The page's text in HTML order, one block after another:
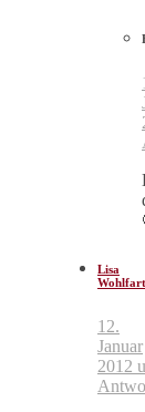
Lisa
12.
Januar
2012